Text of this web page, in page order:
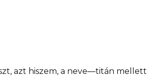
azt hiszem, a neve—titán mellett